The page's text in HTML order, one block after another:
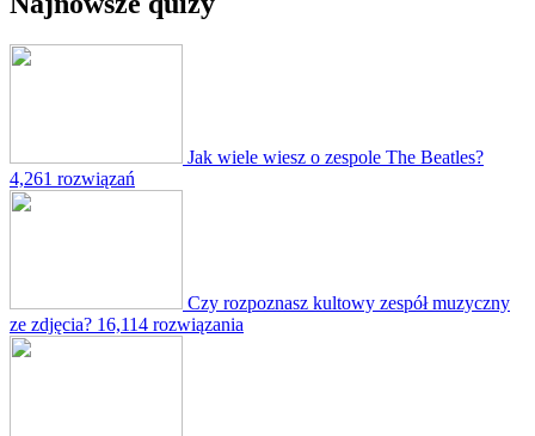
Jak wiele wiesz o zespole The Beatles?
4,261 rozwiązań
Czy rozpoznasz kultowy zespół muzyczny
ze zdjęcia? 16,114 rozwiązania